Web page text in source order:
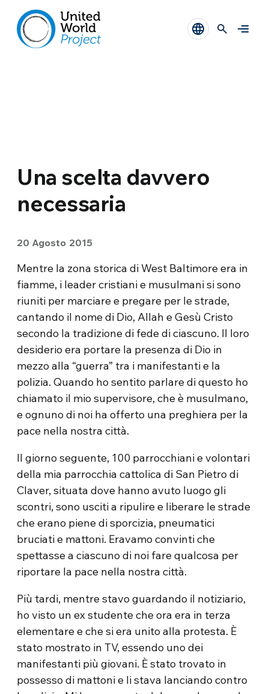
Una scelta davvero
necessaria
20 Agosto 2015
Mentre la zona storica di West Baltimore era in
fiamme, i leader cristiani e musulmani si sono
riuniti per marciare e pregare per le strade,
cantando il nome di Dio, Allah e Gesù Cristo
secondo la tradizione di fededi ciascuno. Il loro
desiderio era portare la presenza di Dio in
mezzo alla “guerra” tra i manifestanti e la
polizia.Quando ho sentito parlare di questo ho
chiamato il mio supervisore, che è musulmano,
e ognuno di noi ha offerto una preghiera per la
pace nella nostra città.
Il giorno seguente, 100 parrocchiani e volontari
della mia parrocchia cattolica di San Pietro di
Claver, situata dove hanno avuto luogo gli
scontri, sono usciti a ripulire e liberare le strade
che erano piene di sporcizia, pneumatici
bruciatie mattoni. Eravamo convinti che
spettasse a ciascuno di noi fare qualcosa per
riportare la pace nella nostra città.
Più tardi, mentre stavo guardando il notiziario,
ho visto un ex studente che ora era in terza
elementare e che si era unito alla protesta. È
stato mostrato in TV, essendo uno dei
manifestanti più giovani. È stato trovato in
possesso di mattoni e li stava lanciando contro